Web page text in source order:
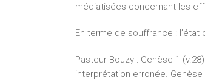
médiatisées concernant les
En terme de souffrance :
Pasteur Bouzy : Genèse 1
interprétation erronée. Genèse